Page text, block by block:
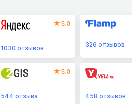
5.0
1030 отзывов 326 отзывов
5.0
544 отзыва 458 отзывов